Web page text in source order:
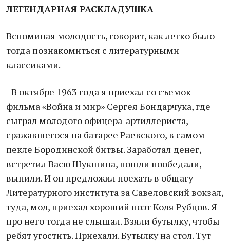
ЛЕГЕНДАРНАЯ РАСКЛАДУШКА
Вспоминая молодость, говорит, как легко было
тогда познакомиться с литературными
классиками.
- В октябре 1963 года я приехал со съемок
фильма «Война и мир» Сергея Бондарчука, где
сыграл молодого офицера-артиллериста,
сражавшегося на батарее Раевского, в самом
пекле Бородинской битвы. Заработал денег,
встретил Васю Шукшина, пошли пообедали,
выпили. И он предложил поехать в общагу
Литературного института за Савеловский вокзал,
туда, мол, приехал хороший поэт Коля Рубцов. Я
про него тогда не слышал. Взяли бутылку, чтобы
ребят угостить. Приехали. Бутылку на стол. Тут